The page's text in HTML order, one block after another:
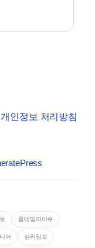
개인정보 처리방침
올데일리이슈
어 심리정보